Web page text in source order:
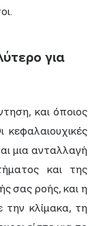
για
και όποιος
κεφαλαιουχικές
μια ανταλλαγή
και της
σας ροής, και η
κλίμακα, τη